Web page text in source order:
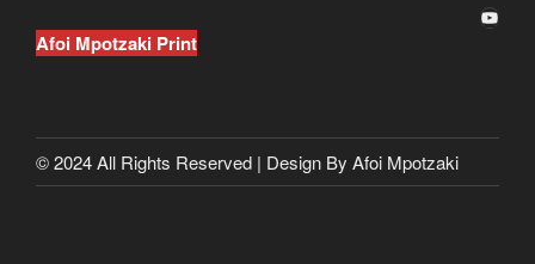
YouTube
Afoi Mpotzaki Print
© 2024 All Rights Reserved | Design By Afoi Mpotzaki